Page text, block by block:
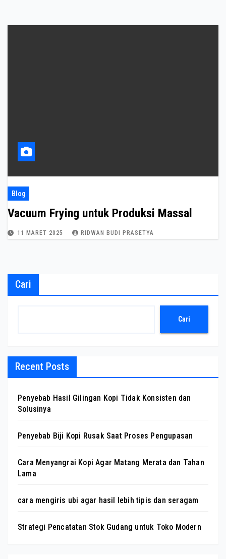
Blog
Vacuum Frying untuk Produksi Massal
11 MARET 2025 RIDWAN BUDI PRASETYA
Cari
Cari
Recent Posts
Penyebab Hasil Gilingan Kopi Tidak Konsisten dan
Solusinya
Penyebab Biji Kopi Rusak Saat Proses Pengupasan
Cara Menyangrai Kopi Agar Matang Merata dan Tahan
Lama
cara mengiris ubi agar hasil lebih tipis dan seragam
Strategi Pencatatan Stok Gudang untuk Toko Modern